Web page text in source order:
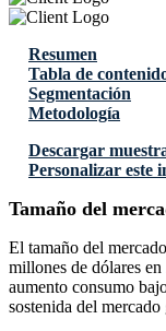
Resumen
Tabla de
Segmentación
Metodología
Descargar
Personalizar este
Tamaño del
El tamaño del
millones de dólares
aumento consumo
sostenida del mercado